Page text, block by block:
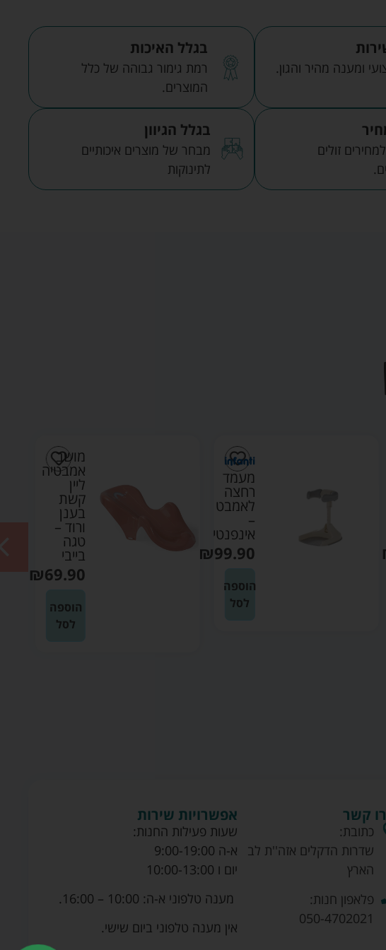
ומענה מהיר והגון.
בגלל האיכות
רמת גימור גבוהה של כלל
המוצרים.
זולים
בגלל הגיוון
מבחר של מוצרים איכותיים
לתינוקות
מעמד
רחצה
לאמבט
–
אינפנטי
₪99.90
הוספה
לסל
מושב
אמבטיה
ליין
קשת
בענן
ורוד –
טגה
בייבי
₪69.90
הוספה
לסל
קשר
כתובת:
שדרות הדקלים אזה''ת לב
הארץ
פלאפון חנות:
050-4702021
אפשרויות שירות
שעות פעילות החנות:
א-ה 9:00-19:00
יום ו 10:00-13:00
מענה טלפוני א-ה: 10:00 – 16:00.
אין מענה טלפוני ביום שישי.